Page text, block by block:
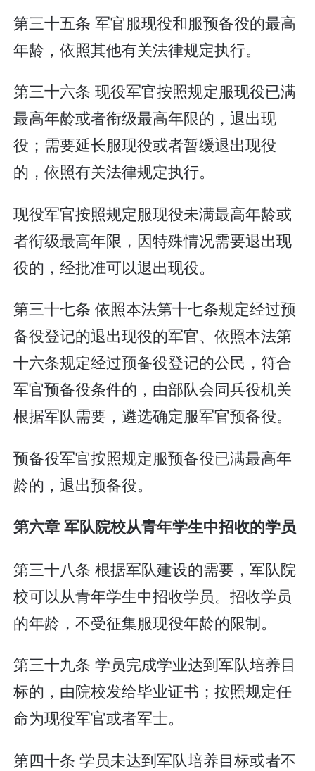
第三十五条 军官服现役和服预备役的最高
年龄，依照其他有关法律规定执行。
第三十六条 现役军官按照规定服现役已满
最高年龄或者衔级最高年限的，退出现
役；需要延长服现役或者暂缓退出现役
的，依照有关法律规定执行。
现役军官按照规定服现役未满最高年龄或
者衔级最高年限，因特殊情况需要退出现
役的，经批准可以退出现役。
第三十七条 依照本法第十七条规定经过预
备役登记的退出现役的军官、依照本法第
十六条规定经过预备役登记的公民，符合
军官预备役条件的，由部队会同兵役机关
根据军队需要，遴选确定服军官预备役。
预备役军官按照规定服预备役已满最高年
龄的，退出预备役。
第六章 军队院校从青年学生中招收的学员
第三十八条 根据军队建设的需要，军队院
校可以从青年学生中招收学员。招收学员
的年龄，不受征集服现役年龄的限制。
第三十九条 学员完成学业达到军队培养目
标的，由院校发给毕业证书；按照规定任
命为现役军官或者军士。
第四十条 学员未达到军队培养目标或者不